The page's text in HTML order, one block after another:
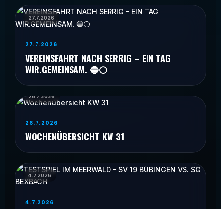
27.7.2026
27.7.2026
VEREINSFAHRT NACH SERRIG – EIN TAG
WIR.GEMEINSAM. 🔵⚪
26.7.2026
26.7.2026
WOCHENÜBERSICHT KW 31
4.7.2026
4.7.2026